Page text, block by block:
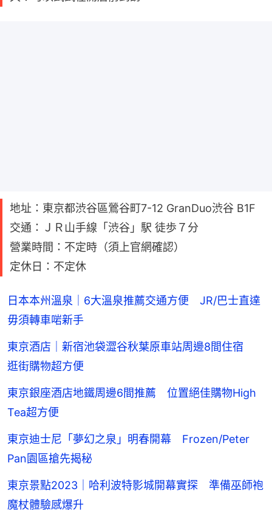
地址：東京都渋谷區鶯谷町7-12 GranDuo渋谷 B1F
交通：ＪＲ山手線「渋谷」駅 徒歩７分
營業時間：不定時（須上官網確認）
定休日：不定休
日本本州溫泉｜6大溫泉推薦交通方便 JR/巴士直達
毋須轉車啱新手
東京酒店｜新宿池袋澀谷秋葉原車站周邊8間住宿
逛街購物超方便
東京銀座酒店地鐵周邊6間推薦 位置絕佳購物High
Tea超方便
東京迪士尼「夢幻之泉」明春開幕 Frozen/Peter
Pan園區搶先揭秘
東京景點2023｜哈利波特影城開幕實探 準備巫師袍
魔杖體驗感爆升